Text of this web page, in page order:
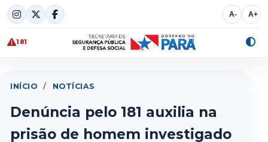
Skip
to
content
A- A+
181
INÍCIO / NOTÍCIAS
Denúncia pelo 181 auxilia na
prisão de homem investigado